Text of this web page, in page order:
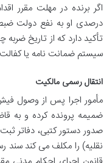
اگر برنده در مهلت مقرر
درصدی او به نفع دولت
تأکید دارد که از تاریخ
سیستم ضمانت نامه یا
انتقال رسمی مالکیت
مأمور اجرا پس از وصول
ضمیمه پرونده کرده و به
صدور دستور کتبی، دفاتر ثبت